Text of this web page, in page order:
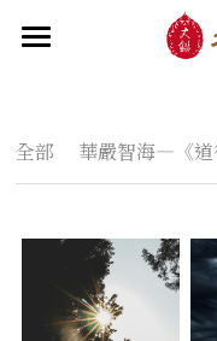
關於大鑑
成立緣起與宗
關於大鑑禪堂
道場內景
大鑑導師
禪行者簡介
自畫像
最新消息/課程
芳嚴無涯/消息
教法/文章/思潮
全部 華嚴智海—《道
最新文章
最新書籍
華嚴智海—《六